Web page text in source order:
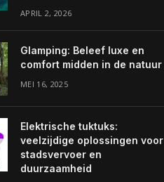
APRIL 2, 2026
Glamping: Beleef luxe en
comfort midden in de natuur
MEI 16, 2025
Elektrische tuktuks:
veelzijdige oplossingen voor
stadsvervoer en
duurzaamheid